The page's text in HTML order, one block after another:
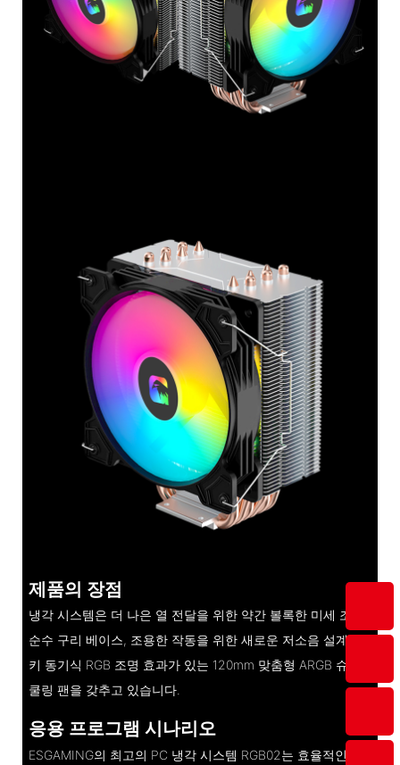
제품의 장점
냉각 시스템은 더 나은 열 전달을 위한 약간 볼록한 미세 조각
순수 구리 베이스, 조용한 작동을 위한 새로운 저소음 설계, 원
키 동기식 RGB 조명 효과가 있는 120mm 맞춤형 ARGB 슈퍼
쿨링 팬을 갖추고 있습니다.
응용 프로그램 시나리오
ESGAMING의 최고의 PC 냉각 시스템 RGB02는 효율적인 냉